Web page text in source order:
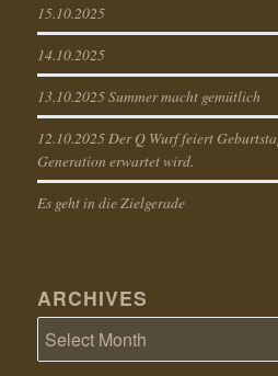
15.10.2025
14.10.2025
13.10.2025 Summer macht gemütlich
12.10.2025 Der Q Wurf feiert
Generation erwartet wird.
Es geht in die Zielgerade
ARCHIVES